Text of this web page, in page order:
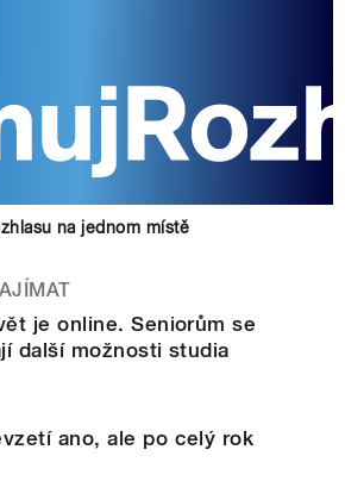
na jednom místě
je online. Seniorům se
další možnosti studia
ano, ale po celý rok